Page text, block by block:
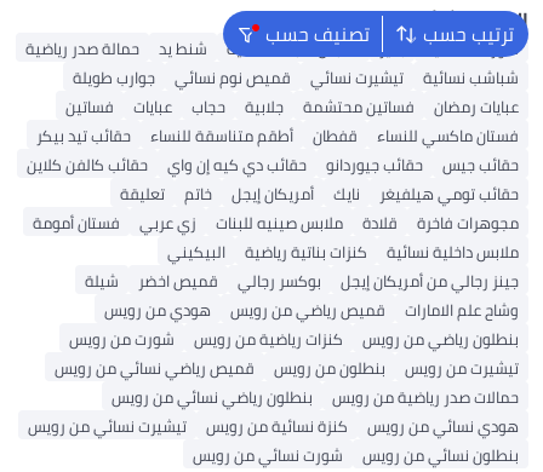
ترتيب حسب تصنيف حسب البحث الشائع
شورتات نسائية بلايز ملابس سباحة نسائية شنط يد
حمالة صدر رياضية
شباشب نسائية
تيشيرت نسائي قميص نوم نسائي
جوارب طويلة
عبايات رمضان
فساتين محتشمة جلابية حجاب عبايات
فساتين
فستان ماكسي للنساء
قفطان أطقم متناسقة للنساء
حقائب تيد بيكر
حقائب جيس
حقائب جيوردانو حقائب دي كيه إن واي
حقائب كالفن كلاين
حقائب تومي هيلفيغر
نايك أمريكان إيجل خاتم
تعليقة
مجوهرات فاخرة
قلادة ملابس صينيه للبنات زي عربي
فستان أمومة
ملابس داخلية نسائية
كنزات بناتية رياضية
البيكيني
جينز رجالي من أمريكان إيجل
بوكسر رجالي قميص اخضر
شيلة
وشاح علم الامارات
قميص رياضي من رويس
هودي من رويس
بنطلون رياضي من رويس
كنزات رياضية من رويس
شورت من رويس
تيشيرت من رويس
بنطلون من رويس
قميص رياضي نسائي من رويس
حمالات صدر رياضية من رويس
بنطلون رياضي نسائي من رويس
هودي نسائي من رويس
كنزة نسائية من رويس
تيشيرت نسائي من رويس
بنطلون نسائي من رويس
شورت نسائي من رويس